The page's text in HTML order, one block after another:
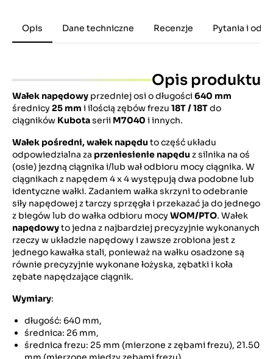
Opis Dane techniczne Recenzje Pytania i
Opis produktu
Wałek napędowy przedniej osi o długości 640 mm
średnicy 25 mm i ilością zębów frezu 18T / 18Tdo
ciągników Kubotaserii M7040 i innych.
Wałek pośredni, wałek napędu to część układu
odpowiedzialna za przeniesienie napędu z silnika na oś
(osie) jezdną ciągnika i/lub wał odbioru mocy ciągnika. W
ciągnikach z napędem 4 x 4 występują dwa podobne lub
identyczne wałki. Zadaniem wałka skrzyni to odebranie
siły napędowej z tarczy sprzęgła i przekazać ja do jednego
z biegów lub do wałka odbioru mocy WOM/PTO. Wałek
napędowyto jedna z najbardziej precyzyjnie wykonanych
rzeczy w układzie napędowy i zawsze zrobiona jest z
jednego kawałka stali, ponieważ na wałku osadzone są
równie precyzyjnie wykonane łożyska, zębatki i koła
zębate napędzające ciągnik.
Wymiary:
długość: 640 mm,
średnica: 26 mm,
średnica frezu: 25 mm (mierzone z zębami frezu), 21.50